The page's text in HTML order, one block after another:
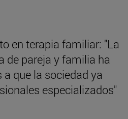
en terapia familiar: "La
de pareja y familia ha
que la sociedad ya
especializados"